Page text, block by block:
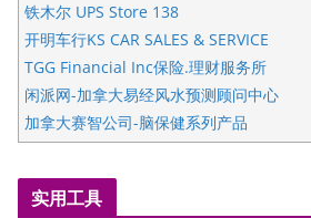
铁木尔 UPS Store 138
开明车行KS CAR SALES & SERVICE
TGG Financial Inc保险.理财服务所
闲派网-加拿大易经风水预测顾问中心
加拿大赛智公司-脑保健系列产品
国际注册执业营养师公会
爱德华连锁酒店万锦分店
实用工具